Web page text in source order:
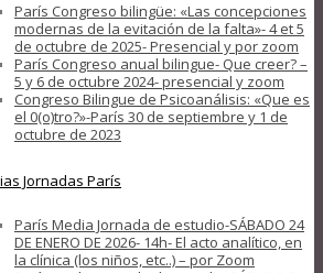
París Congreso bilingüe: «Las concepciones
modernas de la evitación de la falta»- 4 et 5
de octubre de 2025- Presencial y por zoom
París Congreso anual bilingue- Que creer? –
5 y 6 de octubre 2024- presencial y zoom
Congreso Bilingue de Psicoanálisis: «Que es
el 0(o)tro?»-París 30 de septiembre y 1 de
octubre de 2023
Jornadas París
París Media Jornada de estudio-SÁBADO 24
DE ENERO DE 2026- 14h- El acto analítico, en
la clínica (los niños, etc..) – por Zoom